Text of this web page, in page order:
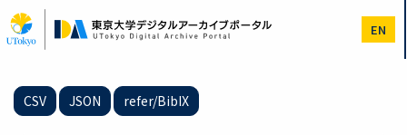
イ
ン
EN
CSV JSON refer/BibIX